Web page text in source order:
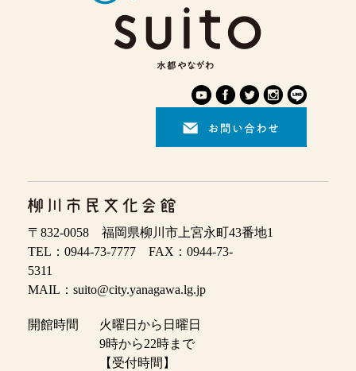
〒832-0058 福岡県柳川市上宮永町43番地1
TEL：0944-73-7777 FAX：0944-73-
5311
MAIL：suito@city.yanagawa.lg.jp
開館時間
火曜日から日曜日
9時から22時まで
【受付時間】